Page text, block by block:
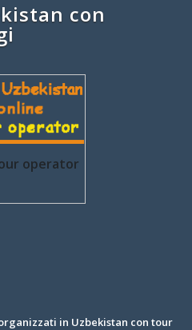
con
operator
in Uzbekistan con tour